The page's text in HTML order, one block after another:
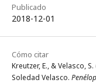
Publicado
2018-12-01
Cómo citar
Kreutzer, E., & Velasco,
Soledad Velasco.